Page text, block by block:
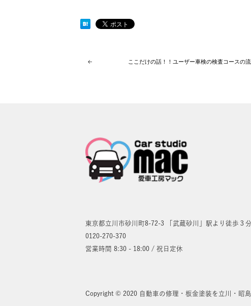
← ここだけの話！！ユーザー車検の検査コースの流
東京都立川市砂川町8-72-3 「武蔵砂川」駅より徒歩３分
0120-270-370
営業時間 8:30 - 18:00 / 祝日定休
Copyright © 2020 自動車の修理・板金塗装を立川・昭